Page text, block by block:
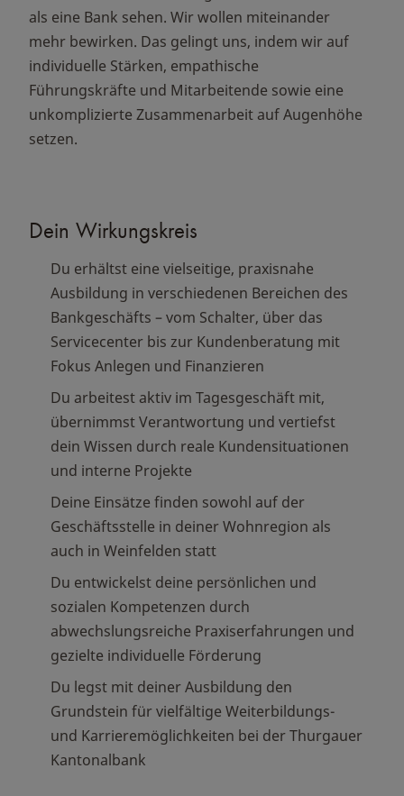
als eine Bank sehen. Wir wollen miteinander
mehr bewirken. Das gelingt uns, indem wir auf
individuelle Stärken, empathische
Führungskräfte und Mitarbeitende sowie eine
unkomplizierte Zusammenarbeit auf Augenhöhe
setzen.
Dein Wirkungskreis
Du erhältst eine vielseitige, praxisnahe
Ausbildung in verschiedenen Bereichen des
Bankgeschäfts – vom Schalter, über das
Servicecenter bis zur Kundenberatung mit
Fokus Anlegen und Finanzieren
Du arbeitest aktiv im Tagesgeschäft mit,
übernimmst Verantwortung und vertiefst
dein Wissen durch reale Kundensituationen
und interne Projekte
Deine Einsätze finden sowohl auf der
Geschäftsstelle in deiner Wohnregion als
auch in Weinfelden statt
Du entwickelst deine persönlichen und
sozialen Kompetenzen durch
abwechslungsreiche Praxiserfahrungen und
gezielte individuelle Förderung
Du legst mit deiner Ausbildung den
Grundstein für vielfältige Weiterbildungs-
und Karrieremöglichkeiten bei der Thurgauer
Kantonalbank